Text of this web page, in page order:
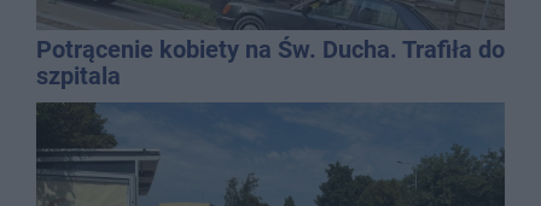
Potrącenie kobiety na Św. Ducha. Trafiła do
szpitala